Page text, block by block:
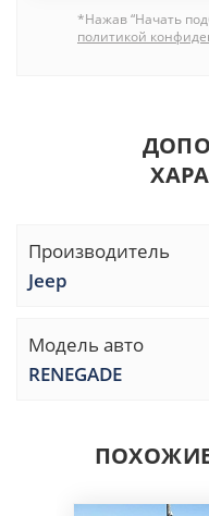
*Нажав “Начать
политикой
Производитель
Jeep
Модель авто
RENEGADE